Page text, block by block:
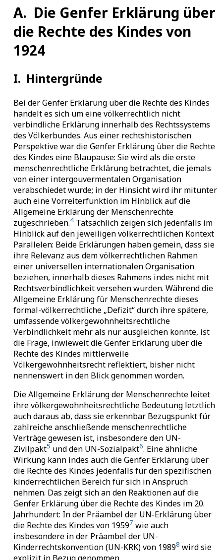
A. Die Genfer Erklärung über
die Rechte des Kindes von
1924
I. Hintergründe
Bei der Genfer Erklärung über die Rechte des Kindes
handelt es sich um eine völkerrechtlich nicht
verbindliche Erklärung innerhalb des Rechtssystems
des Völkerbundes. Aus einer rechtshistorischen
Perspektive war die Genfer Erklärung über die Rechte
des Kindes eine Blaupause: Sie wird als die erste
menschenrechtliche Erklärung betrachtet, die jemals
von einer intergouvermentalen Organisation
verabschiedet wurde; in der Hinsicht wird ihr mitunter
auch eine Vorreiterfunktion im Hinblick auf die
Allgemeine Erklärung der Menschenrechte
zugeschrieben.4 Tatsächlich zeigen sich jedenfalls im
Hinblick auf den jeweiligen völkerrechtlichen Kontext
Parallelen: Beide Erklärungen haben gemein, dass sie
ihre Relevanz aus dem völkerrechtlichen Rahmen
einer universellen internationalen Organisation
beziehen, innerhalb dieses Rahmens indes nicht mit
Rechtsverbindlichkeit versehen wurden. Während die
Allgemeine Erklärung für Menschenrechte dieses
formal-völkerrechtliche „Defizit“ durch ihre spätere,
umfassende völkergewohnheitsrechtliche
Verbindlichkeit mehr als nur ausgleichen konnte, ist
die Frage, inwieweit die Genfer Erklärung über die
Rechte des Kindes mittlerweile
Völkergewohnheitsrecht reflektiert, bisher nicht
nennenswert in den Blick genommen worden.
Die Allgemeine Erklärung der Menschenrechte leitet
ihre völkergewohnheitsrechtliche Bedeutung letztlich
auch daraus ab, dass sie erkennbar Bezugspunkt für
zahlreiche anschließende menschenrechtliche
Verträge gewesen ist, insbesondere den UN-
Zivilpakt5 und den UN-Sozialpakt6. Eine ähnliche
Wirkung kann indes auch die Genfer Erklärung über
die Rechte des Kindes jedenfalls für den spezifischen
kinderrechtlichen Bereich für sich in Anspruch
nehmen. Das zeigt sich an den Reaktionen auf die
Genfer Erklärung über die Rechte des Kindes im 20.
Jahrhundert: In der Präambel der UN-Erklärung über
die Rechte des Kindes von 19597 wie auch
insbesondere in der Präambel der UN-
Kinderrechtskonvention (UN-KRK) von 19898 wird sie